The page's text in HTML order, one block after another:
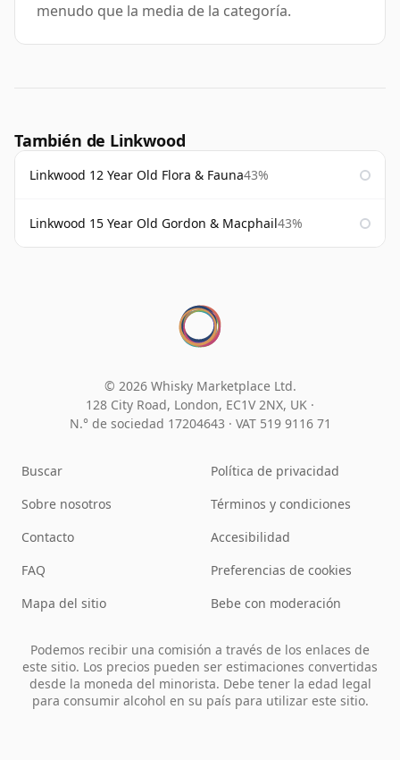
menudo que la media de la categoría.
También de Linkwood
Linkwood 12 Year Old Flora & Fauna43%
Linkwood 15 Year Old Gordon & Macphail43%
© 2026 Whisky Marketplace Ltd.
128 City Road, London, EC1V 2NX, UK ·
N.° de sociedad 17204643 · VAT 519 9116 71
Buscar
Sobre nosotros
Contacto
FAQ
Mapa del sitio
Política de privacidad
Términos y condiciones
Accesibilidad
Preferencias de cookies
Bebe con moderación
Podemos recibir una comisión a través de los enlaces de
este sitio. Los precios pueden ser estimaciones convertidas
desde la moneda del minorista. Debe tener la edad legal
para consumir alcohol en su país para utilizar este sitio.